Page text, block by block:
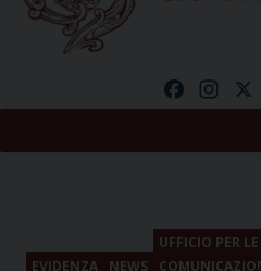
Facebook
EVIDENZA NEWS
UFFICIO PER LE6